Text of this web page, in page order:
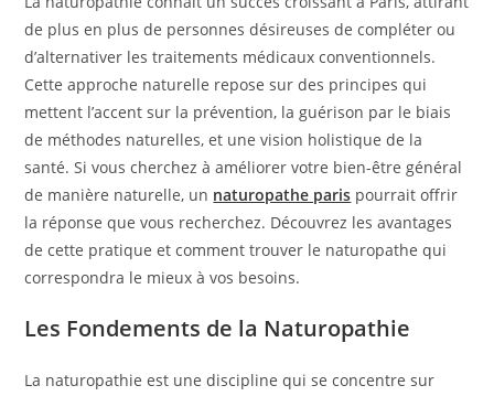
de plus en plus de personnes désireuses de compléter ou
d’alternativer les traitements médicaux conventionnels.
Cette approche naturelle repose sur des principes qui
mettent l’accent sur la prévention, la guérison par le biais
de méthodes naturelles, et une vision holistique de la
santé. Si vous cherchez à améliorer votre bien-être général
de manière naturelle, un naturopathe paris pourrait offrir
la réponse que vous recherchez. Découvrez les avantages
de cette pratique et comment trouver le naturopathe qui
correspondra le mieux à vos besoins.
Les Fondements de la Naturopathie
La naturopathie est une discipline qui se concentre sur